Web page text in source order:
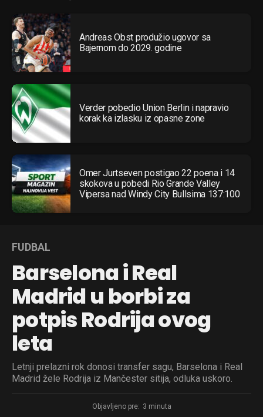
Andreas Obst produžio ugovor sa
Bajernom do 2029. godine
Verder pobedio Union Berlin i napravio
korak ka izlasku iz opasne zone
Omer Jurtseven postigao 22 poena i 14
skokova u pobedi Rio Grande Valley
Vipersa nad Windy City Bullsima 137:100
FUDBAL
Barselona i Real
Madrid u borbi za
potpis Rodrija ovog
leta
Letnji prelazni rok donosi transfer sagu, Barselona i Real
Madrid žele Rodrija iz Mančester sitija, odluka uskoro.
Objavljeno pre: 3 minuta